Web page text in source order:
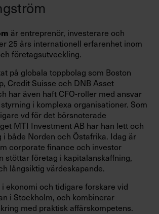
,Executive Master of
Executive Master of Finance
själv i vilken ordning du genomför
också välja att förpliktiga dig till
som lockar. Tillsammans
programmen ge dig bästa möjliga
att bli en skicklig, hållbar och
verksamhetsledare.
OM EXECUTIVE MBA
vid start av ett Executive
MBA FÖR LEDNINGSGRUPP
är entreprenör, investerare och
25 års internationell erfarenhet inom
företagsutveckling.
på globala toppbolag som Boston
Credit Suisse och DNB Asset
har även haft CFO-roller med ansvar
i komplexa organisationer. Som
vd för det börsnoterade
MTI Investment AB har han lett och
både Norden och Östafrika. Idag är
corporate finance och investor
stöttar företag i kapitalanskaffning,
långsiktig värdeskapande.
ekonomi och tidigare forskare vid
i Stockholm, och kombinerar
med praktisk affärskompetens.